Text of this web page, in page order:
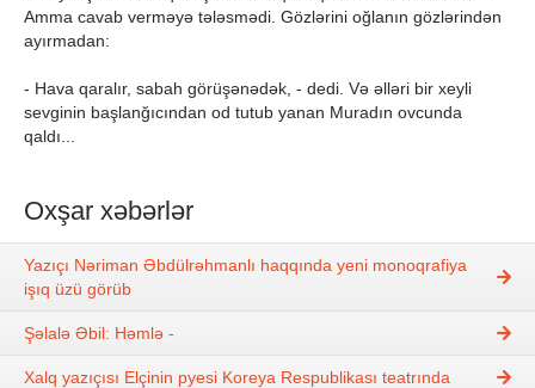
Amma cavab verməyə tələsmədi. Gözlərini oğlanın gözlərindən
ayırmadan:
- Hava qaralır, sabah görüşənədək, - dedi. Və əlləri bir xeyli
sevginin başlanğıcından od tutub yanan Muradın ovcunda
qaldı...
Oxşar xəbərlər
Yazıçı Nəriman Əbdülrəhmanlı haqqında yeni monoqrafiya
işıq üzü görüb
Şəlalə Əbil: Həmlə -
Xalq yazıçısı Elçinin pyesi Koreya Respublikası teatrında